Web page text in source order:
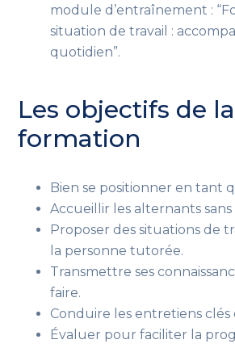
module d’entraînement :
situation de travail :
quotidien”.
Les objectifs de la
formation
Bien se positionner en tant
Accueillir les alternants sans
Proposer des situations de
la personne tutorée.
Transmettre ses
faire.
Conduire les entretiens
Évaluer pour faciliter la